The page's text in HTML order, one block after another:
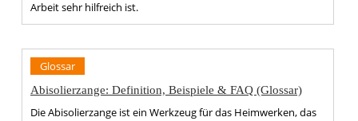
Arbeit sehr hilfreich ist.
Glossar
Abisolierzange: Definition, Beispiele & FAQ (Glossar)
Die Abisolierzange ist ein Werkzeug für das Heimwerken, das